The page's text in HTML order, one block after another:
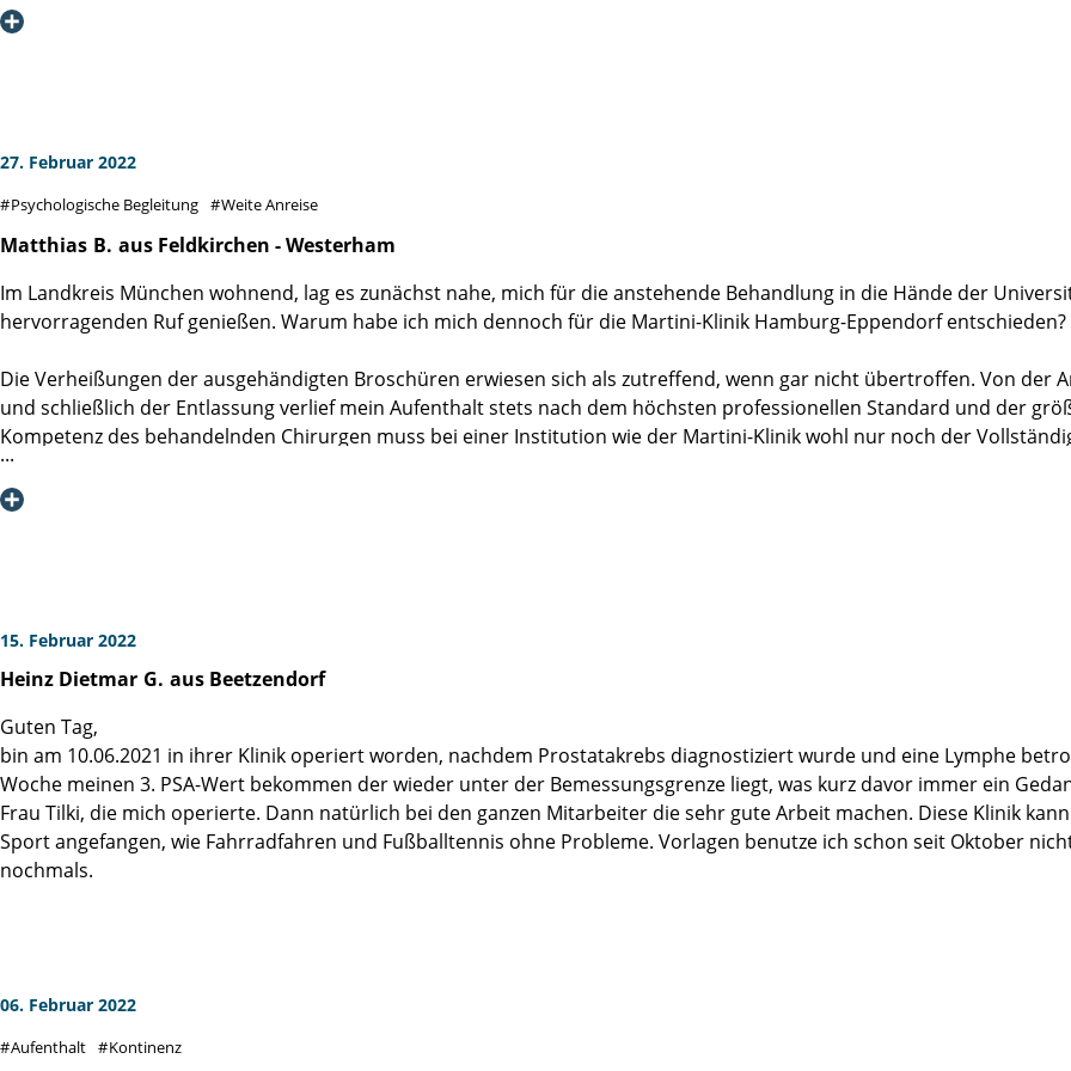
Zunächst nahm sich Schwester Sezen meiner an. Ich erlebte eine junge Frau, die fachlich versiert und fürsorglich wie
einem das Gefühl gegeben, bestens betreut zu sein. Alle waren auf ihre Weise einfühlsam, kompetent und zugewandt.
waren sehr wertvolle Gespräche für mich, in denen sorgenvolle Fragen beruhigend und mit Zeit beantwortet wurden.
Insgesamt fühlte ich mich hervorragend betreut und sage aus vollem Herzen Danke!!! Von den Menschen, die das
27. Februar 2022
Psychologische Begleitung Weite Anreise
Matthias B. aus Feldkirchen - Westerham
Im Landkreis München wohnend, lag es zunächst nahe, mich für die anstehende Behandlung in die Hände der
hervorragenden Ruf genießen. Warum habe ich mich dennoch für die Martini-Klinik Hamburg-Eppendorf entschieden?
Die Verheißungen der ausgehändigten Broschüren erwiesen sich als zutreffend, wenn gar nicht übertroffen. Von der
und schließlich der Entlassung verlief mein Aufenthalt stets nach dem höchsten professionellen Standard und der
Kompetenz des behandelnden Chirurgen muss bei einer Institution wie der Martini-Klinik wohl nur noch der
Eigenname.
All diese schließlich erfüllten Erwartungen waren für mich ausschlaggebend, meinen Aufenthalt in der Martini-Klinik zu
gewesen wäre.
Mit großer Dankbarkeit und Grüßen aus dem Landkreis München Matthias B.
15. Februar 2022
Heinz Dietmar G. aus Beetzendorf
Guten Tag,
bin am 10.06.2021 in ihrer Klinik operiert worden, nachdem Prostatakrebs diagnostiziert wurde und eine Lymphe
Woche meinen 3. PSA-Wert bekommen der wieder unter der Bemessungsgrenze liegt, was kurz davor immer ein
Frau Tilki, die mich operierte. Dann natürlich bei den ganzen Mitarbeiter die sehr gute Arbeit machen. Diese Klinik
Sport angefangen, wie Fahrradfahren und Fußballtennis ohne Probleme. Vorlagen benutze ich schon seit Oktober
nochmals.
06. Februar 2022
Aufenthalt Kontinenz